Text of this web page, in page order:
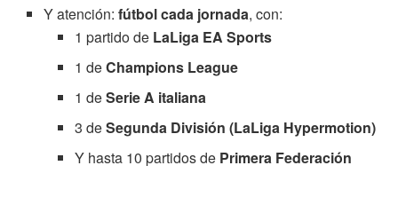
Y atención:fútbol cada jornada, con:
1 partido de LaLiga EA Sports
1 deChampions League
1 deSerie A italiana
3 deSegunda División (LaLiga Hypermotion)
Y hasta 10 partidos de Primera Federación